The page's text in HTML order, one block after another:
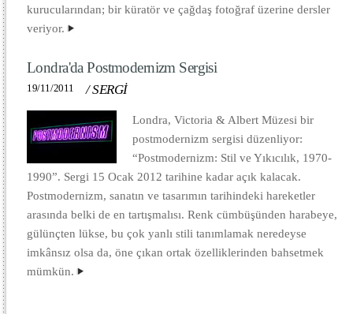
kurucularından; bir küratör ve çağdaş fotoğraf üzerine dersler
veriyor.
Londra'da Postmodernizm Sergisi
19/11/2011 /SERGİ
Londra, Victoria & Albert Müzesi bir
postmodernizm sergisi düzenliyor:
“Postmodernizm: Stil ve Yıkıcılık, 1970-
1990”. Sergi 15 Ocak 2012 tarihine kadar açık kalacak.
Postmodernizm, sanatın ve tasarımın tarihindeki hareketler
arasında belki de en tartışmalısı. Renk cümbüşünden harabeye,
gülünçten lükse, bu çok yanlı stili tanımlamak neredeyse
imkânsız olsa da, öne çıkan ortak özelliklerinden bahsetmek
mümkün.